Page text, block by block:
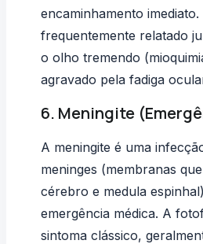
encaminhamento
frequentemente relatado
o olho tremendo
agravado pela fadiga
6. Meningite
A meningite é uma
meninges (membranas
cérebro e medula
emergência médica. A
sintoma clássico,